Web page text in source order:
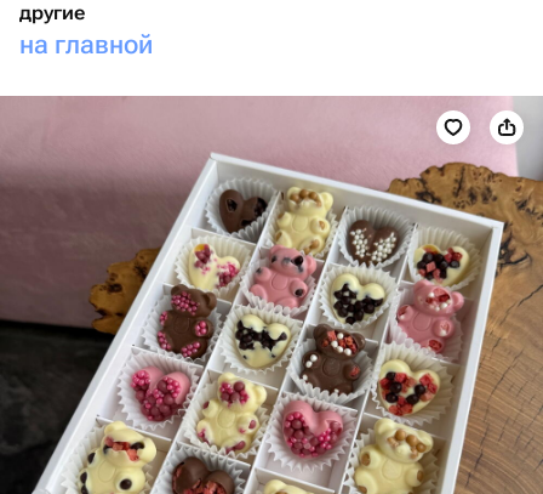
другие
на главной